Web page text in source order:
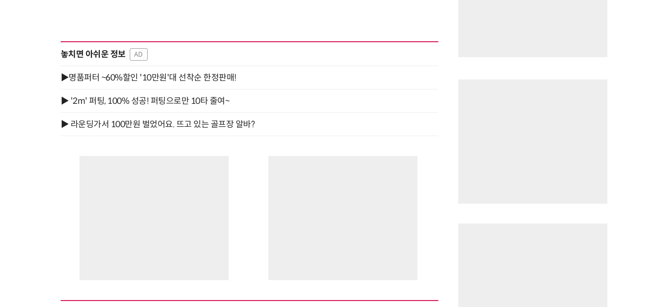
놓치면 아쉬운 정보 AD
▶명품퍼터 ~60%할인 '10만원'대 선착순 한정판매!
▶ '2m' 퍼팅, 100% 성공! 퍼팅으로만 10타 줄여~
▶ 라운딩가서 100만원 벌었어요. 뜨고 있는 골프장 알바?